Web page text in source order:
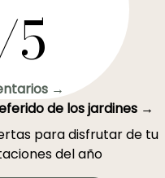
→
de los jardines →
para disfrutar de tu
del año